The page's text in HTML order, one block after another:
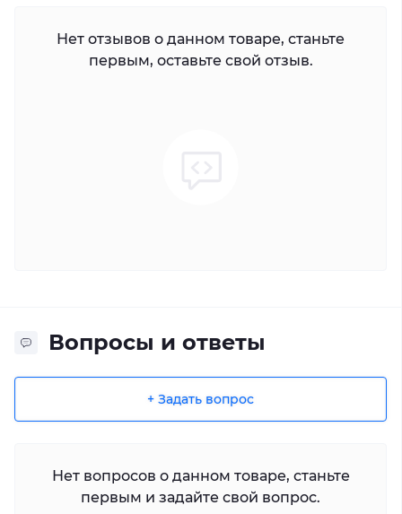
Нет отзывов о данном товаре, станьте
первым, оставьте свой отзыв.
Вопросы и ответы
+ Задать вопрос
Нет вопросов о данном товаре, станьте
первым и задайте свой вопрос.